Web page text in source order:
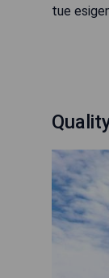
tue